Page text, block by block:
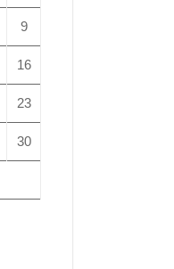
9
16
23
30